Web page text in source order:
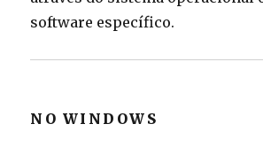
software específico.
NO WINDOWS